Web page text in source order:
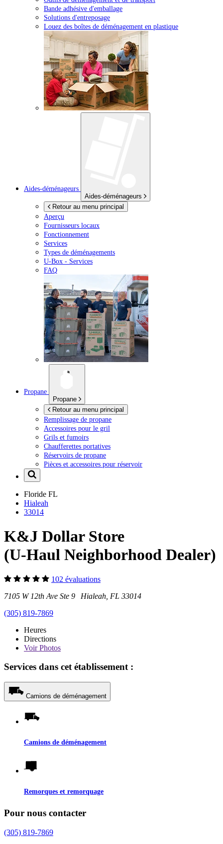
Bande adhésive d'emballage
Solutions d'entreposage
Louez des boîtes de déménagement en plastique
Aides-déménageurs
Aides-déménageurs
Retour au menu principal
Aperçu
Fournisseurs locaux
Fonctionnement
Services
Types de déménagements
U-Box - Services
FAQ
Propane
Propane
Retour au menu principal
Remplissage de propane
Accessoires pour le gril
Grils et fumoirs
Chaufferettes portatives
Réservoirs de propane
Pièces et accessoires pour réservoir
Floride FL
Hialeah
33014
K&J Dollar Store
(U-Haul Neighborhood Dealer)
102 évaluations
7105 W 12th Ave Ste 9 Hialeah, FL 33014
(305) 819-7869
Heures
Directions
VoirPhotos
Services dans cet établissement :
Camions de déménagement
Camions de déménagement
Remorques et remorquage
Pour nous contacter
(305) 819-7869